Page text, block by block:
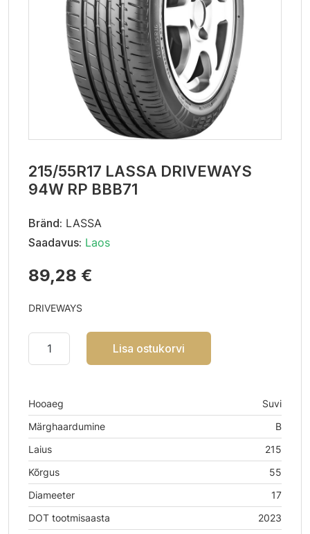
215/55R17 LASSA DRIVEWAYS
94W RP BBB71
Bränd: LASSA
Saadavus: Laos
89,28 €
DRIVEWAYS
Lisa ostukorvi
Hooaeg
Suvi
Märghaardumine
B
Laius
215
Kõrgus
55
Diameeter
17
DOT tootmisaasta
2023